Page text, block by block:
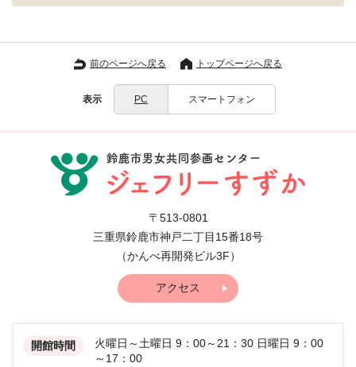
前のページへ戻る トップページへ戻る
表示 PC スマートフォン
〒513-0801
三重県鈴鹿市神戸二丁目15番18号
（かんべ再開発ビル3F）
アクセス
開館時間 火曜日～土曜日 9：00～21：30 日曜日 9：00
～17：00